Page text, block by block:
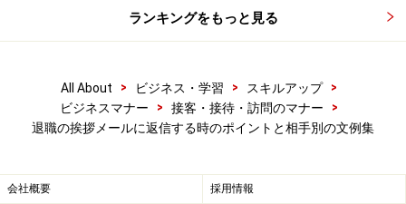
とには触れず今後を気遣う言葉で気持ちを伝えましょ
ランキングをもっと見る
All About > ビジネス・学習 > スキルアップ
>
ビジネスマナー
> 接客・接待・訪問のマナー
>
退職の挨拶メールに返信する時のポイントと相手別の文例集
会社概要 採用情報